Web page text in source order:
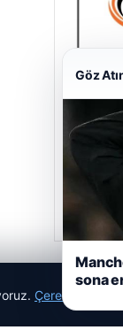
Trend
Nisan 18,
Çerez
Göz
sona